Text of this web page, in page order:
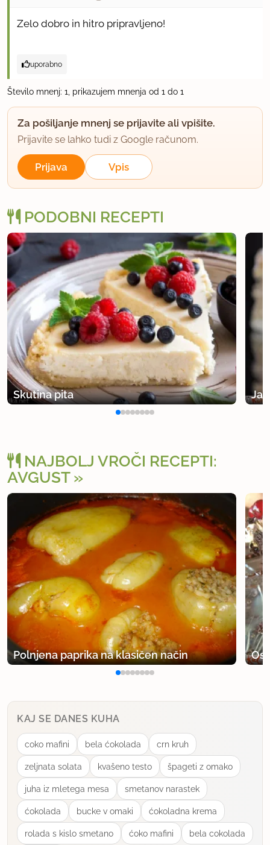
Zelo dobro in hitro pripravljeno!
uporabno
Število mnenj: 1, prikazujem mnenja od 1 do 1
Za pošiljanje mnenj se prijavite ali vpišite.
Prijavite se lahko tudi z Google računom.
Prijava Vpis
PODOBNI RECEPTI
Skutina pita
NAJBOLJ VROČI RECEPTI:
AVGUST
Polnjena paprika na klasičen način
KAJ SE DANES KUHA
coko mafini bela ćokolada crn kruh
zeljnata solata kvašeno testo špageti z omako
juha iz mletega mesa smetanov narastek
ćokolada bucke v omaki ćokoladna krema
rolada s kislo smetano ćoko mafini bela cokolada